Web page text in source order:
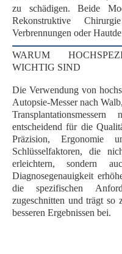
zu schädigen. Beide
Rekonstruktive Chirurgie
Verbrennungen oder
WARUM
WICHTIG SIND
Die Verwendung von
Autopsie-Messer nach
entscheidend für die
Präzision, Ergonomie
Schlüsselfaktoren, die
erleichtern, sondern
Diagnosegenauigkeit
die spezifischen
zugeschnitten und trägt so
besseren Ergebnissen bei.